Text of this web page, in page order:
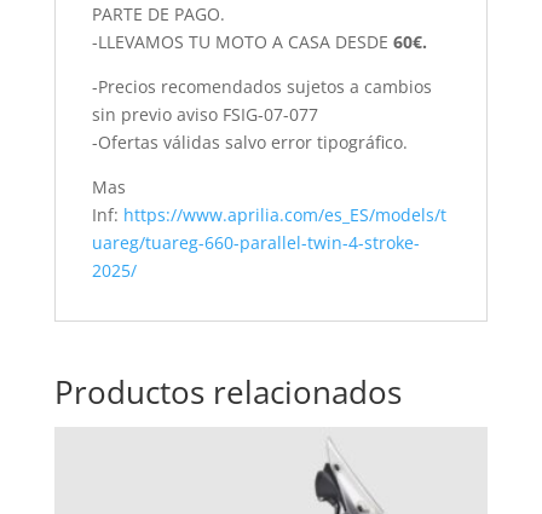
PARTE DE PAGO.
-LLEVAMOS TU MOTO A CASA DESDE 60€.
-Precios recomendados sujetos a cambios
sin previo aviso FSIG-07-077
-Ofertas válidas salvo error tipográfico.
Mas
Inf: https://www.aprilia.com/es_ES/models/t
uareg/tuareg-660-parallel-twin-4-stroke-
2025/
Productos relacionados